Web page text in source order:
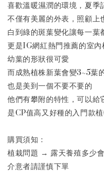
喜歡溫暖濕潤的環境，夏季
不僅有美麗的外表，照顧上
白到綠的斑葉變化讓每一葉
更是IG網紅熱門推薦的室
幼葉的形狀很可愛
而成熟植株新葉會變3~5葉
也是美到一個不要不要的
他們有攀附的特性，可以給
是CP值高又好種的入門款
購買須知：
植栽問題 → 露天養殖多少
介意者請謹慎下單